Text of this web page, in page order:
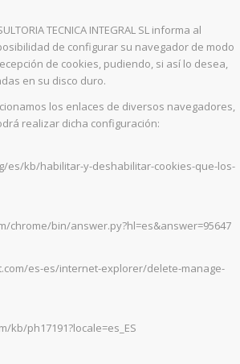
TECNICA INTEGRAL SL informa al
de configurar su navegador de modo
de cookies, pudiendo, si así lo desea,
en su disco duro.
los enlaces de diversos navegadores,
realizar dicha configuración:
es/kb/habilitar-y-deshabilitar-cookies-que-los-
chrome/bin/answer.py?hl=es&answer=95647
es-es/internet-explorer/delete-manage-
kb/ph17191?locale=es_ES